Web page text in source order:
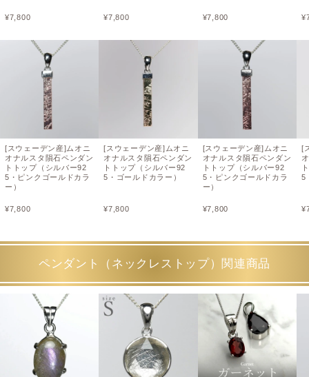
¥7,800
[スウェーデン産]ムオニ
オナルスタ隕石ペンダン
トトップ（シルバー92
5・ピンクゴールドカラ
ー）
¥7,800
¥7,800
[スウェーデン産]ムオニ
オナルスタ隕石ペンダン
トトップ（シルバー92
5・ゴールドカラー）
¥7,800
¥7,800
[スウェーデン産]ムオニ
オナルスタ隕石ペンダン
トトップ（シルバー92
5・ピンクゴールドカラ
ー）
¥7,800
¥
[
5
¥
ペンダント（ネックレストップ）関連商品